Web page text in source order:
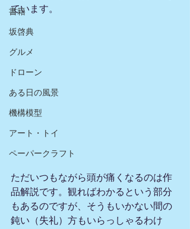
書籍
坂啓典
グルメ
ドローン
ある日の風景
機構模型
アート・トイ
ペーパークラフト
ています。
ただいつもながら頭が痛くなるのは作
品解説です。観ればわかるという部分
もあるのですが、そうもいかない間の
鈍い（失礼）方もいらっしゃるわけ